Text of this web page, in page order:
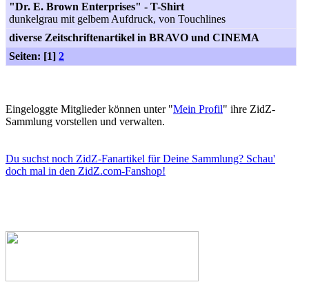
"Dr. E. Brown Enterprises" - T-Shirt
dunkelgrau mit gelbem Aufdruck, von Touchlines
diverse Zeitschriftenartikel in BRAVO und CINEMA
Seiten: [1] 2
Eingeloggte Mitglieder können unter "Mein Profil" ihre ZidZ-
Sammlung vorstellen und verwalten.
Du suchst noch ZidZ-Fanartikel für Deine Sammlung? Schau'
doch mal in den ZidZ.com-Fanshop!